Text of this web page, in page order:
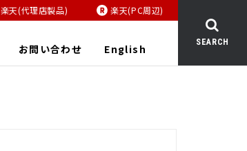
楽天(代理店製品) 楽天(PC周辺)
お問い合わせ English SEARCH